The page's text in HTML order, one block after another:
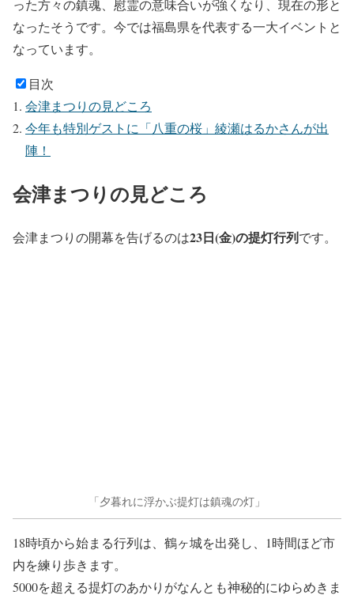
った方々の鎮魂、慰霊の意味合いが強くなり、現在の形と
なったそうです。今では福島県を代表する一大イベントと
なっています。
目次
会津まつりの見どころ
今年も特別ゲストに「八重の桜」綾瀬はるかさんが出
陣！
会津まつりの見どころ
会津まつりの開幕を告げるのは23日(金)の提灯行列です。
「夕暮れに浮かぶ提灯は鎮魂の灯」
18時頃から始まる行列は、鶴ヶ城を出発し、1時間ほど市
内を練り歩きます。
5000を超える提灯のあかりがなんとも神秘的にゆらめきま